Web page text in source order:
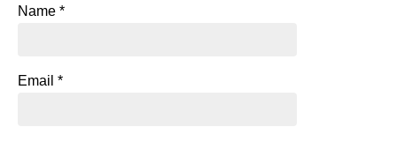
Name *
Email *